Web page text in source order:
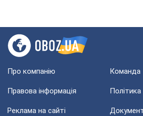
Про компанію Команда
Правова інформація Політика
Реклама на сайті